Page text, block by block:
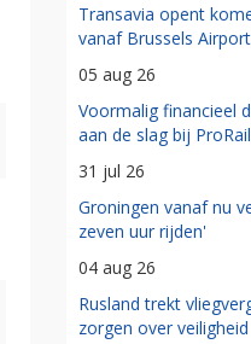
Transavia opent
vanaf Brussels Airport
05 aug 26
Voormalig financieel
aan de slag bij ProRail
31 jul 26
Groningen vanaf nu
zeven uur rijden'
04 aug 26
Rusland trekt
zorgen over veiligheid